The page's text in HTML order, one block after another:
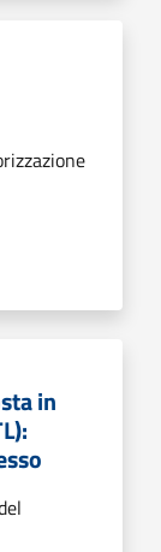
in